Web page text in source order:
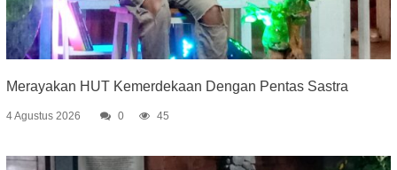
Merayakan HUT Kemerdekaan Dengan Pentas Sastra
4 Agustus 2026 0 45